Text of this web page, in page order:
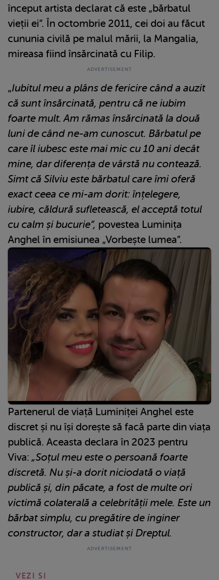
început artista declarat că este „bărbatul
vieții ei”. În octombrie 2011, cei doi au făcut
cununia civilă pe malul mării, la Mangalia,
mireasa fiind însărcinată cu Filip.
„Iubitul meu a plâns de fericire când a auzit
că sunt însărcinată, pentru că ne iubim
foarte mult. Am rămas însărcinată la două
luni de când ne-am cunoscut. Bărbatul pe
care îl iubesc este mai mic cu 10 ani decât
mine, dar diferența de vârstă nu contează.
Simt că Silviu este bărbatul care îmi oferă
exact ceea ce mi-am dorit: înțelegere,
iubire, căldură sufletească, el acceptă totul
cu calm și bucurie”, povestea Luminița
Anghel în emisiunea „Vorbește lumea”.
Partenerul de viață Luminiței Anghel este
discret și nu își dorește să facă parte din viața
publică. Aceasta declara în 2023 pentru
Viva: „Soțul meu este o persoană foarte
discretă. Nu și-a dorit niciodată o viață
publică și, din păcate, a fost de multe ori
victimă colaterală a celebrității mele. Este un
bărbat simplu, cu pregătire de inginer
constructor, dar a studiat și Dreptul.
VEZI SI